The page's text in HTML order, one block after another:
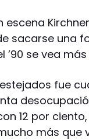
escena
sacarse una
’90 se vea
fue
12 por
más que